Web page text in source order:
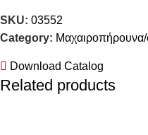
SKU: 03552
Category: Μαχαιροπήρουνα/
Download Catalog
Related products